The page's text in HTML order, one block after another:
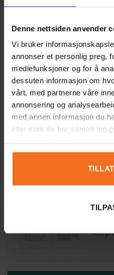
Denne nettsiden anvender
Vi bruker
annonser et personlig preg,
mediefunksjoner og for å
dessuten informasjon om
vårt, med partnerne våre
annonsering og
med annen informasjon du
eller som de har samlet inn
GraviTrax
Kulemikser
Vurdering*
Din vurdering
Add